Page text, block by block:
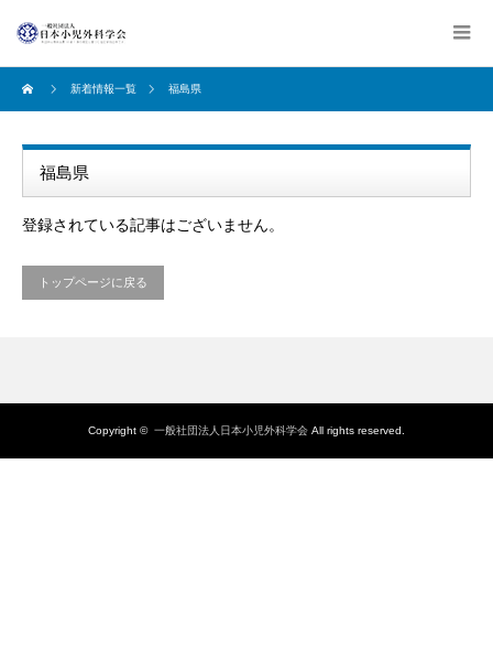
新着情報一覧 福島県
福島県
登録されている記事はございません。
トップページに戻る
Copyright © 一般社団法人日本小児外科学会 All rights reserved.